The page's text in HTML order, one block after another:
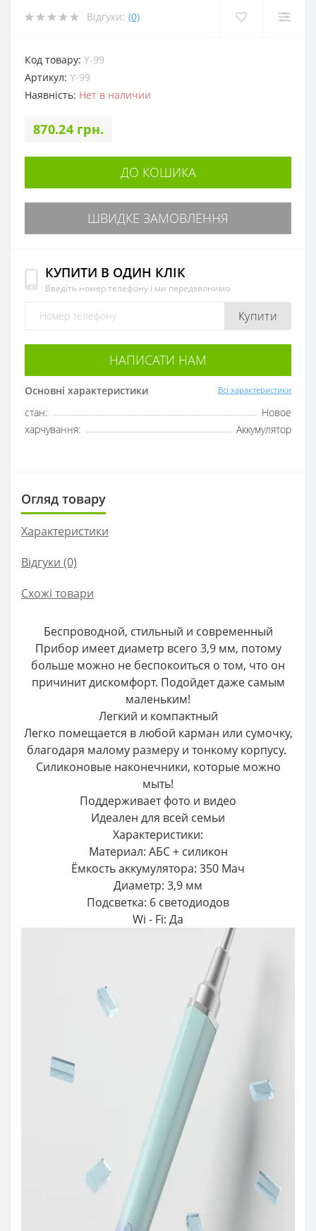
Відгуки: (0)
Код товару: Y-99
Артикул: Y-99
Наявність: Нет в наличии
870.24 грн.
ДО КОШИКА
ШВИДКЕ ЗАМОВЛЕННЯ
КУПИТИ В ОДИН КЛІК
Введіть номер телефону і ми передзвонимо
Купити
НАПИСАТИ НАМ
Основні характеристики Всі характеристики
стан:
Новое
харчування:
Аккумулятор
Огляд товару
Характеристики
Відгуки (0)
Схожі товари
Беспроводной, стильный и современный
Прибор имеет диаметр всего 3,9 мм, потому
больше можно не беспокоиться о том, что он
причинит дискомфорт. Подойдет даже самым
маленьким!
Легкий и компактный
Легко помещается в любой карман или сумочку,
благодаря малому размеру и тонкому корпусу.
Силиконовые наконечники, которые можно
мыть!
Поддерживает фото и видео
Идеален для всей семьи
Характеристики:
Материал: АБС + силикон
Ёмкость аккумулятора: 350 Мач
Диаметр: 3,9 мм
Подсветка: 6 светодиодов
Wi - Fi: Да